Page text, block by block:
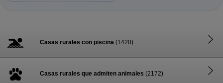
Casas rurales con piscina (1420)
Casas rurales que admiten animales (2172)